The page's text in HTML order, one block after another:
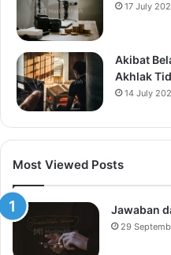
17 July
Akibat
Akhlak
14 July
Most Viewed Posts
Jawaban
29